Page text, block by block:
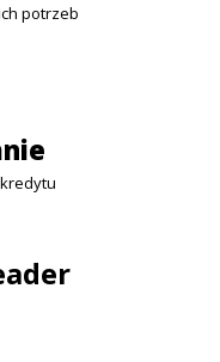
potrzeb